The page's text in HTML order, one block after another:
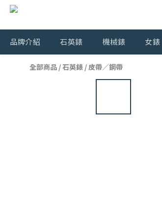
品牌介紹 石英錶 機械錶 女錶
全部商品 /石英錶 /皮帶／鋼帶